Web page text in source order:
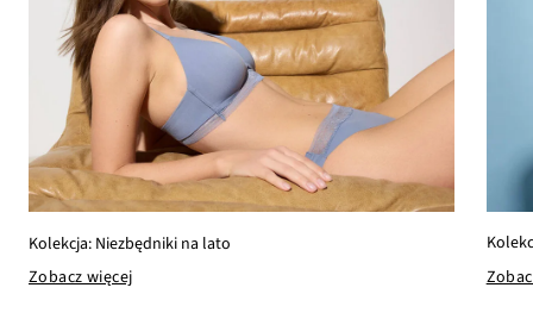
Kolekcja: Niezbędniki na lato
Zobacz więcej